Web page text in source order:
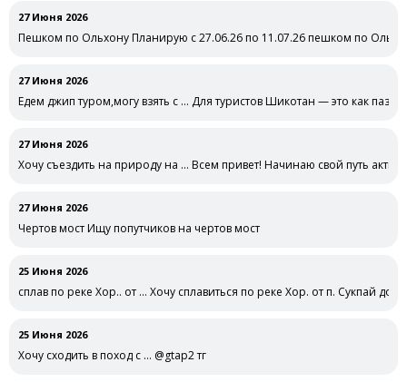
27 Июня 2026
Пешком по Ольхону Планирую с 27.06.26 по 11.07.26 пешком по
27 Июня 2026
Едем джип туром,могу взять с … Для туристов Шикотан — это как
27 Июня 2026
Хочу съездить на природу на … Всем привет! Начинаю свой путь
27 Июня 2026
Чертов мост Ищу попутчиков на чертов мост
25 Июня 2026
сплав по реке Хор.. от … Хочу сплавиться по реке Хор. от п. Сукпай до
25 Июня 2026
Хочу сходить в поход с … @gtap2 тг